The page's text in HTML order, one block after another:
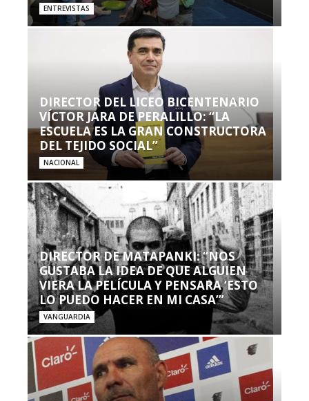
ENTREVISTAS
DIRECTOR DEL LICEO BICENTENARIO
VÍCTOR JARA DE PERALILLO: “LA
ESCUELA ES LA GRAN CONSTRUCTORA
DEL TEJIDO SOCIAL”
NACIONAL
DIRECTOR DE MATAPANKI: “NOS
GUSTABA LA IDEA DE QUE ALGUIEN
VIERA LA PELÍCULA Y PENSARA ‘ESTO
LO PUEDO HACER EN MI CASA’”
VANGUARDIA